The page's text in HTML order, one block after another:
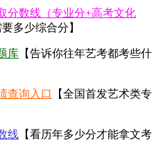
分数线（专业分+高考文化
多少综合分】
库 【告诉你往年艺考都考些什
查询入口
【全国首发艺术类专
线 【看历年多少分才能拿文考